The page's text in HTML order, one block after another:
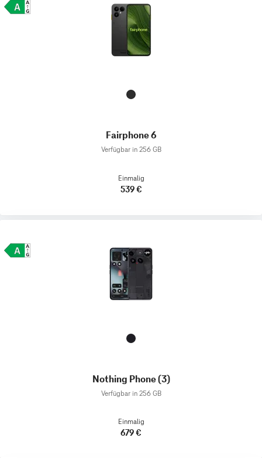
Fairphone 6
Verfügbar in 256 GB
Einmalig
539 €
Nothing Phone (3)
Verfügbar in 256 GB
Einmalig
679 €